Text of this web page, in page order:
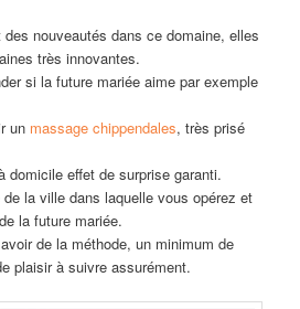
des nouveautés dans ce domaine, elles
très innovantes.
si la future mariée aime par exemple
un massage chippendales, très prisé
domicile effet de surprise garanti.
la ville dans laquelle vous opérez et
la future mariée.
de la méthode, un minimum de
plaisir à suivre assurément.